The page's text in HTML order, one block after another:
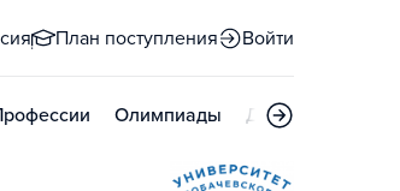
План поступления Войти
Олимпиады Дни открытых